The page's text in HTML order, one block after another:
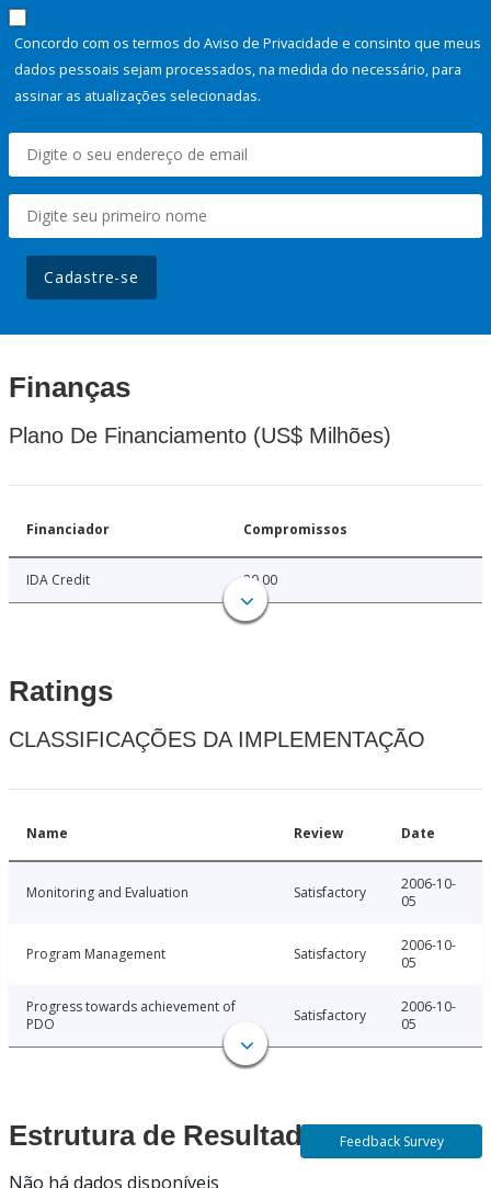
Concordo com os termos do Aviso de Privacidade e consinto que meus
dados pessoais sejam processados, na medida do necessário, para
assinar as atualizações selecionadas.
Cadastre-se
Finanças
Plano De Financiamento (US$ Milhões)
Financiador Compromissos
IDA Credit 20.00
Ratings
CLASSIFICAÇÕES DA IMPLEMENTAÇÃO
Name Review Date
Monitoring and Evaluation Satisfactory
2006-10-
05
Program Management Satisfactory
2006-10-
05
Progress towards achievement of
PDO
Satisfactory
2006-10-
05
Estrutura de Resultados
Não há dados disponíveis
Feedback Survey